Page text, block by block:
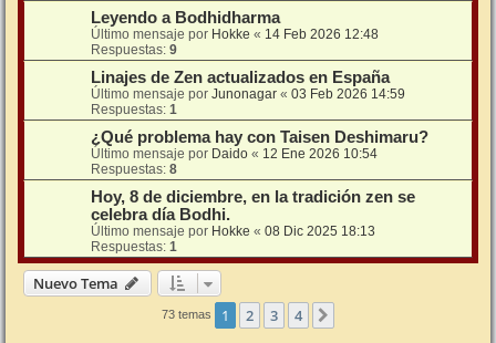
Leyendo a Bodhidharma
Último mensaje por Hokke « 14 Feb 2026 12:48
Respuestas: 9
Linajes de Zen actualizados en España
Último mensaje por Junonagar « 03 Feb 2026 14:59
Respuestas: 1
¿Qué problema hay con Taisen Deshimaru?
Último mensaje por Daido « 12 Ene 2026 10:54
Respuestas: 8
Hoy, 8 de diciembre, en la tradición zen se
celebra día Bodhi.
Último mensaje por Hokke « 08 Dic 2025 18:13
Respuestas: 1
Nuevo Tema
73 temas 1 2 3 4